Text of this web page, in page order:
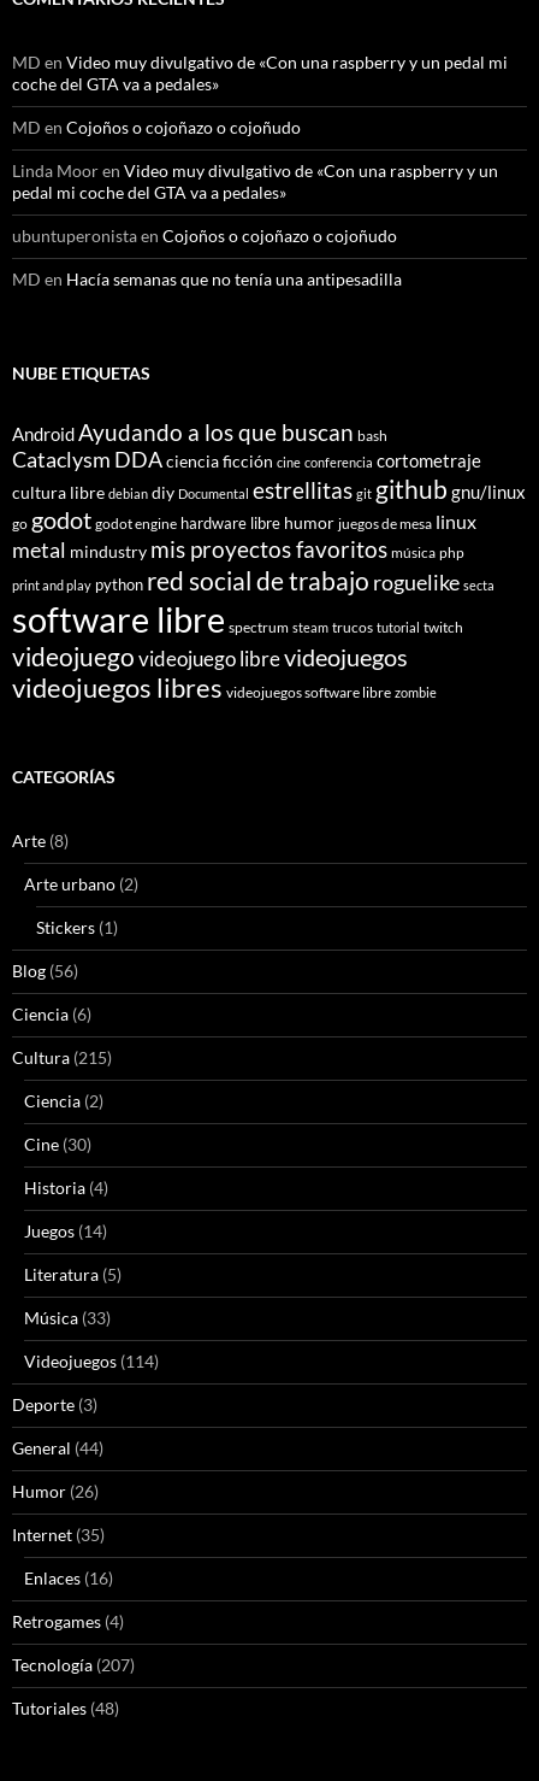
MD en Video muy divulgativo de «Con una raspberry y un pedal mi
coche del GTA va a pedales»
MD en Cojoños o cojoñazo o cojoñudo
Linda Mooren Video muy divulgativo de «Con una raspberry y un
pedal mi coche del GTA va a pedales»
ubuntuperonistaen Cojoños o cojoñazo o cojoñudo
MD en Hacía semanas que no tenía una antipesadilla
NUBE ETIQUETAS
AndroidAyudando a los que buscan bash
Cataclysm DDAciencia ficción cine conferencia cortometraje
cultura libre debian diy Documental estrellitas git github gnu/linux
go godot godot engine hardware libre humor juegos de mesa linux
metal mindustry mis proyectos favoritos música php
print and play python red social de trabajo roguelike secta
software libre spectrum steam trucos tutorial twitch
videojuegovideojuego librevideojuegos
videojuegos libres videojuegos software libre zombie
CATEGORÍAS
Arte (8)
Arte urbano (2)
Stickers (1)
Blog (56)
Ciencia (6)
Cultura (215)
Ciencia (2)
Cine (30)
Historia (4)
Juegos (14)
Literatura (5)
Música (33)
Videojuegos (114)
Deporte (3)
General (44)
Humor (26)
Internet (35)
Enlaces (16)
Retrogames (4)
Tecnología (207)
Tutoriales (48)